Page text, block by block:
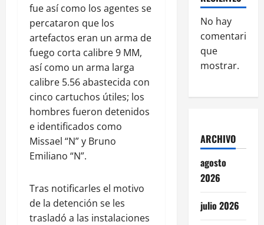
fue así como los agentes se
percataron que los
artefactos eran un arma de
fuego corta calibre 9 MM,
así como un arma larga
calibre 5.56 abastecida con
cinco cartuchos útiles; los
hombres fueron detenidos
e identificados como
Missael “N” y Bruno
Emiliano “N”.
Tras notificarles el motivo
de la detención se les
trasladó a las instalaciones
No hay
comentarios
que
mostrar.
ARCHIVO
agosto
2026
julio 2026